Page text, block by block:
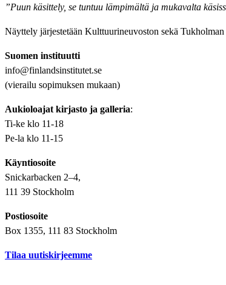
”Puun käsittely, se tuntuu lämpimältä ja mukavalta
Näyttely järjestetään Kulttuurineuvoston sekä
Suomen instituutti
info@finlandsinstitutet.se
(vierailu sopimuksen mukaan)
Aukioloajat kirjasto ja galleria:
Ti-ke klo 11-18
Pe-la klo 11-15
Käyntiosoite
Snickarbacken 2–4,
111 39 Stockholm
Postiosoite
Box 1355, 111 83 Stockholm
Tilaa uutiskirjeemme